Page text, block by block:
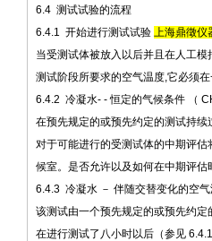
6.4 测试试验的流程
6.4.1 开始进行测试试验 上海鼎徵仪
当受测试体被放入以后并且在人工
测试阶段所要求的空气温度,它必须
6.4.2 冷凝水- - 恒定的气候条件 （
在预先规定的或预先约定的测试持
对于可能进行的受测试体的中期评
候室。是否允许以及如何在中期评
6.4.3 冷凝水 － 伴随交替变化的空
该测试由一个预先规定的或预先约
在进行测试了八小时以后（参见